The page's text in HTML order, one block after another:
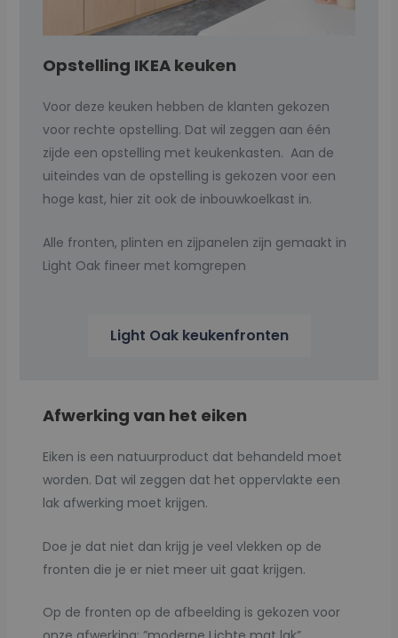
Opstelling IKEA keuken
Voor deze keuken hebben de klanten gekozen
voor rechte opstelling. Dat wil zeggen aan één
zijde een opstelling met keukenkasten. Aan de
uiteindes van de opstelling is gekozen voor een
hoge kast, hier zit ook de inbouwkoelkast in.
Alle fronten, plinten en zijpanelen zijn gemaakt in
Light Oak fineer met komgrepen
Light Oak keukenfronten
Afwerking van het eiken
Eiken is een natuurproduct dat behandeld moet
worden. Dat wil zeggen dat het oppervlakte een
lak afwerking moet krijgen.
Doe je dat niet dan krijg je veel vlekken op de
fronten die je er niet meer uit gaat krijgen.
Op de fronten op de afbeelding is gekozen voor